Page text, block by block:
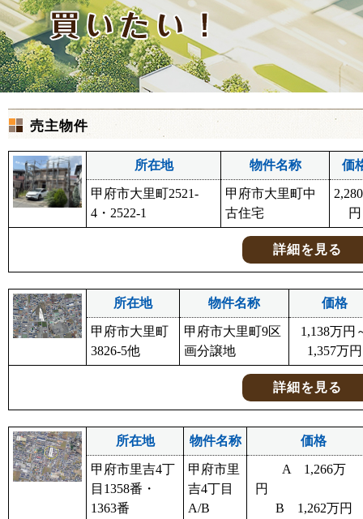
売主物件
所在地 物件名称 価
甲府市大里町2521-
4・2522-1
甲府市大里町中
古住宅
円
詳細を見る
所在地 物件名称 価格
甲府市大里町
3826-5他
甲府市大里町9区
画分譲地
1,138万円
1,357万円
詳細を見る
所在地 物件名称 価格
甲府市里吉4丁
目1358番・
1363番
甲府市里
吉4丁目
A/B
A 1,266万
B 1,262万円